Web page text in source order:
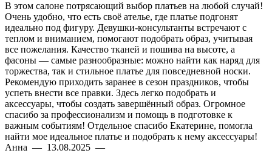
В этом салоне потрясающий выбор платьев на любой случай!
Очень удобно, что есть своё ателье, где платье подгонят
идеально под фигуру. Девушки-консультанты встречают с
теплом и вниманием, помогают подобрать образ, учитывая
все пожелания. Качество тканей и пошива на высоте, а
фасоны — самые разнообразные: можно найти как наряд для
торжества, так и стильное платье для повседневной носки.
Рекомендую приходить заранее в сезон праздников, чтобы
успеть внести все правки. Здесь легко подобрать и
аксессуары, чтобы создать завершённый образ. Огромное
спасибо за профессионализм и помощь в подготовке к
важным событиям! Отдельное спасибо Екатерине, помогла
найти мое идеальное платье и подобрать к нему аксессуары!
Анна — 13.08.2025 —